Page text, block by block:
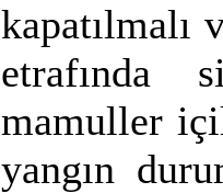
kapatılmalı
etrafında
mamuller
yangın